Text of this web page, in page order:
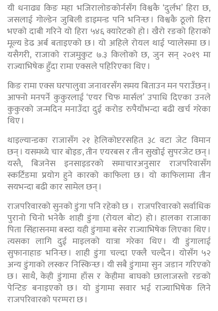
यी धनाढ्य किङ महा भजिरालोङकोर्नसँग विश्वकै ‘दुर्लभ’ हिरा छ,
जसलाई गोल्डेन जुबिली डाइमन्ड पनि भनिन्छ । विश्वकै ठूलो हिरा
भएको दाबी गरिने यो हिरा ५४६ क्यारेटको हो । खैरो रङको हिराको
मूल्य डेढ अर्ब बताइएको छ । यो अहिले रोयल थाई प्यालेसमा छ ।
यसैगरी, राजाको राजमुकुट ७.३ किलोको छ, जुन सन् २०१९ मा
राज्याभिषेक हुँदा रामा एक्सले पहिरिएका थिए ।
किङ रामा एक्स घरपालुवा जनावरसँग समय बिताउन मन पराउँछन् ।
आफ्नो मनपर्ने कुकुरलाई ‘एयर चिफ मार्सल’ उपाधि दिएका उनले
कुकुरको जन्मदिन मनाउँदा दुई करोड रुपैयाँभन्दा बढी खर्च गरेका
थिए ।
थाइल्यान्डका राजासँग २१ हेलिकोप्टरसहित ३८ वटा जेट विमान
छन् । यसमध्ये चार बोइङ, तीन एयरबस र तीन सुखोई सुपरजेट छन् ।
यस्तै, बिजनेस इनसाइडरको समाचारअनुसार राजपरिवासँग
स्कर्टिङमा प्रयोग हुने कारको काफिला छ । यो काफिलामा तीन
सयभन्दा बढी कार सामेल छन् ।
राजपरिवारको सुनको डुंगा पनि रहेको छ । राजपरिवारको सर्वाधिक
पुरानो चिनो भनेकै शाही डुंगा (रोयल बोट) हो । हालका राजाका
पिता सिंहासनमा बस्दा यही डुंगामा बसेर राज्याभिषेक लिएका थिए ।
त्यसका लागि दुई माइलको यात्रा गरेका थिए । यी डुंगालाई
सुफानाहाङ भनिन्छ । शाही डुंगा चल्दा एक्लै चल्दैन । योसँग ५२
अन्य डुंगाको लस्कर निस्किन्छ । यी सबै डुंगामा सुन जडान गरिएको
छ । साथै, केही डुंगामा हाँस र केहीमा बाघको छालाजस्तो रङको
पेन्टिङ बनाइएको छ । यो डुंगामा सवार भई राज्याभिषेक लिने
राजपरिवारको परम्परा छ ।